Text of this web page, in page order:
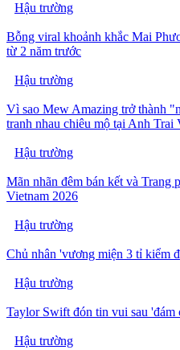
Hậu trường
Bỗng viral khoảnh khắc Mai
từ 2 năm trước
Hậu trường
Vì sao Mew Amazing trở thành
tranh nhau chiêu mộ tại Anh
Hậu trường
Mãn nhãn đêm bán kết và Trang
Vietnam 2026
Hậu trường
Chủ nhân 'vương miện 3 tỉ kiểm
Hậu trường
Taylor Swift đón tin vui sau 'đám
Hậu trường